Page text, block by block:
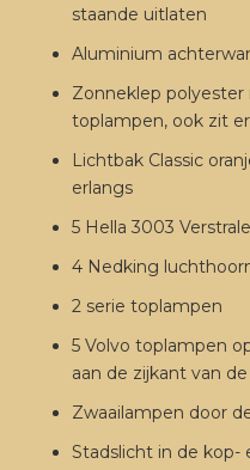
staande uitlaten
Aluminium
Zonneklep polyester
toplampen, ook zit
Lichtbak Classic
erlangs
5 Hella 3003
4 Nedking
2 serie toplampen
5 Volvo toplampen
aan de zijkant van
Zwaailampen door
Stadslicht in de kop-